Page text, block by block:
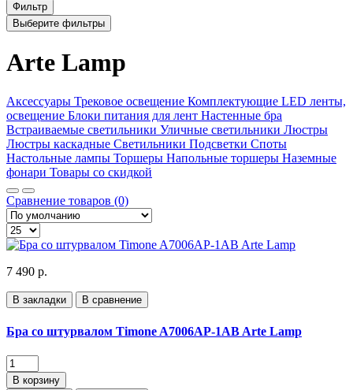
Фильтр
Выберите фильтры
Arte Lamp
Аксессуары Трековое освещение Комплектующие LED ленты,
освещение Блоки питания для лент Настенные бра
Встраиваемые светильники Уличные светильники Люстры
Люстры каскадные Светильники Подсветки Споты
Настольные лампы Торшеры Напольные торшеры Наземные
фонари Товары со скидкой
Сравнение товаров (0)
7 490 р.
В закладки В сравнение
Бра со штурвалом Timone A7006AP-1AB Arte Lamp
В корзину